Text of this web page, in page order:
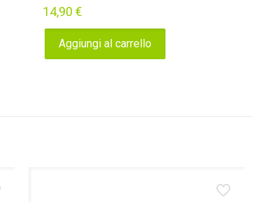
14,90 €
Aggiungi al carrello